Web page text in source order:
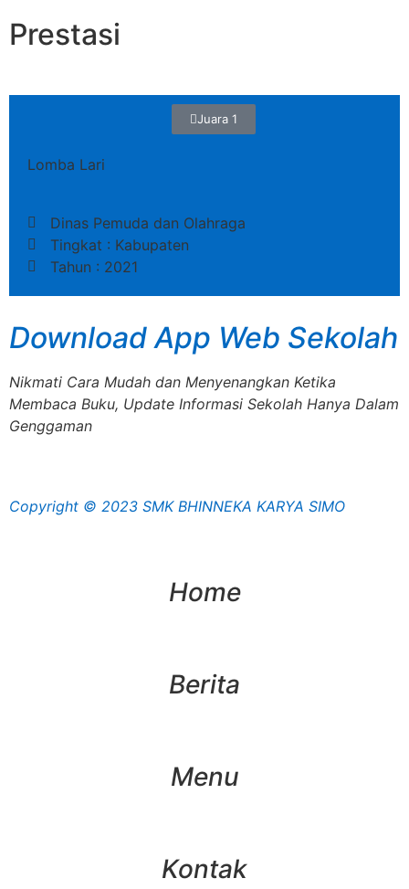
Prestasi
Juara 1
Lomba Lari
Dinas Pemuda dan Olahraga
Tingkat : Kabupaten
Tahun : 2021
Download App Web Sekolah
Nikmati Cara Mudah dan Menyenangkan Ketika
Membaca Buku, Update Informasi Sekolah Hanya Dalam
Genggaman
Copyright © 2023 SMK BHINNEKA KARYA SIMO
Home
Berita
Menu
Kontak